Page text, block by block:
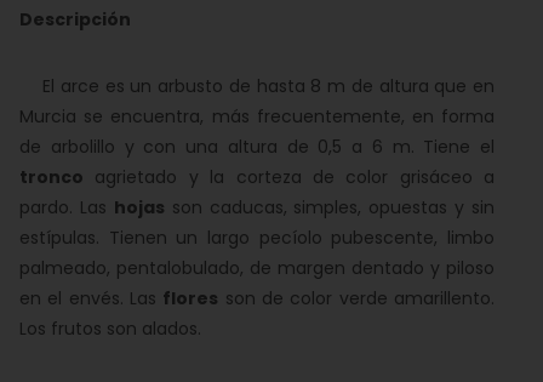
Descripción
El arce es un arbusto de hasta 8 m de altura que en
Murcia se encuentra, más frecuentemente, en forma
de arbolillo y con una altura de 0,5 a 6 m. Tiene el
tronco agrietado y la corteza de color grisáceo a
pardo. Las hojas son caducas, simples, opuestas y sin
estípulas. Tienen un largo pecíolo pubescente, limbo
palmeado, pentalobulado, de margen dentado y piloso
en el envés. Las flores son de color verde amarillento.
Los frutos son alados.